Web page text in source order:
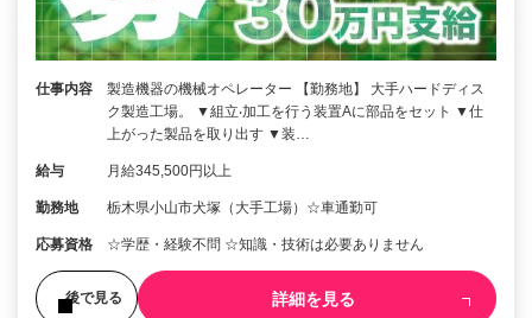
仕事内容
製造機器の機械オペレーター 【勤務地】 大手ハードディス
ク製造工場。 ▼組立‧加工を行う装置Aに部品をセット ▼仕
上がった製品を取り出す ▼装…
給与 月給345,500円以上
勤務地 栃木県小山市犬塚（大手工場）☆車通勤可
応募資格 ☆学歴・経験不問 ☆知識・技術は必要ありません
後で見る 詳細を見る